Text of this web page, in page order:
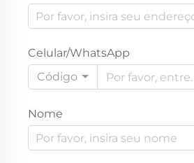
Celular/WhatsApp
Código
Nome